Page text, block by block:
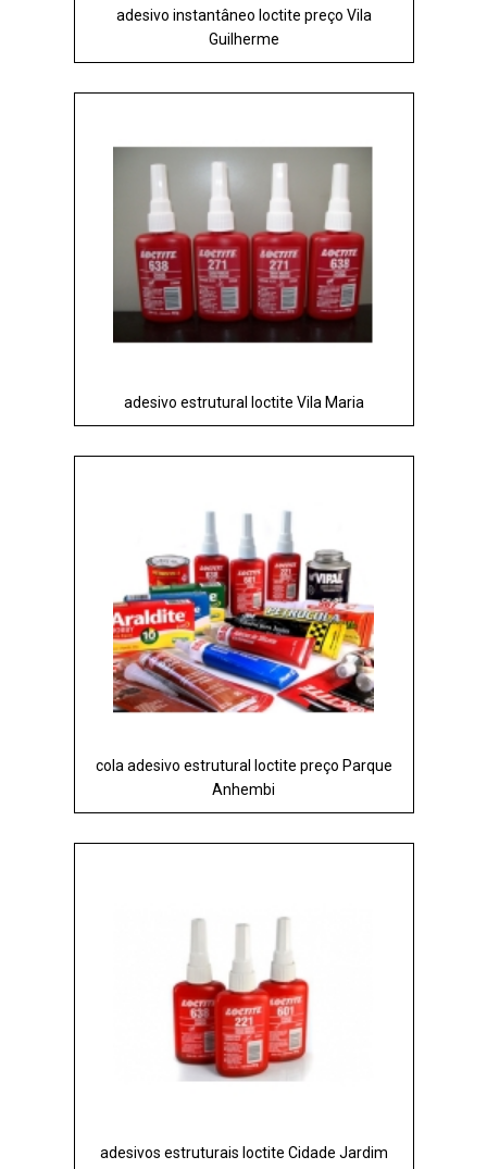
adesivo instantâneo loctite preço Vila
Guilherme
adesivo estrutural loctite Vila Maria
cola adesivo estrutural loctite preço Parque
Anhembi
adesivos estruturais loctite Cidade Jardim